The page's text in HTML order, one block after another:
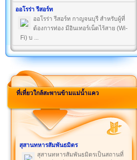
ออโรร่า รีสอร์ท
ออโรร่า รีสอร์ท กาญจนบุรี สำหรับผู้ที่
ต้องการท่อง มีอินเทอร์เน็ตไร้สาย (Wi-
Fi) บ ...
ที่เที่ยวใกล้สะพานข้ามแม่น้ำแคว
สุสานทหารสัมพันธมิตร
สุสานทหารสัมพันธมิตรเป็นสถานที่